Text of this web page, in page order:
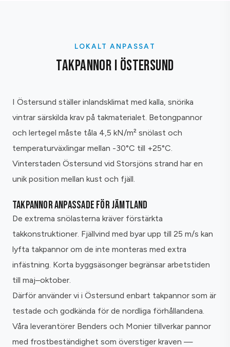
LOKALT ANPASSAT
TAKPANNOR I ÖSTERSUND
I Östersund ställer inlandsklimat med kalla, snörika
vintrar särskilda krav på takmaterialet. Betongpannor
och lertegel måste tåla 4,5 kN/m² snölast och
temperaturväxlingar mellan -30°C till +25°C.
Vinterstaden Östersund vid Storsjöns strand har en
unik position mellan kust och fjäll.
TAKPANNOR ANPASSADE FÖR JÄMTLAND
De extrema snölasterna kräver förstärkta
takkonstruktioner. Fjällvind med byar upp till 25 m/s kan
lyfta takpannor om de inte monteras med extra
infästning. Korta byggsäsonger begränsar arbetstiden
till maj–oktober.
Därför använder vi i Östersund enbart takpannor som är
testade och godkända för de nordliga förhållandena.
Våra leverantörer Benders och Monier tillverkar pannor
med frostbeständighet som överstiger kraven —